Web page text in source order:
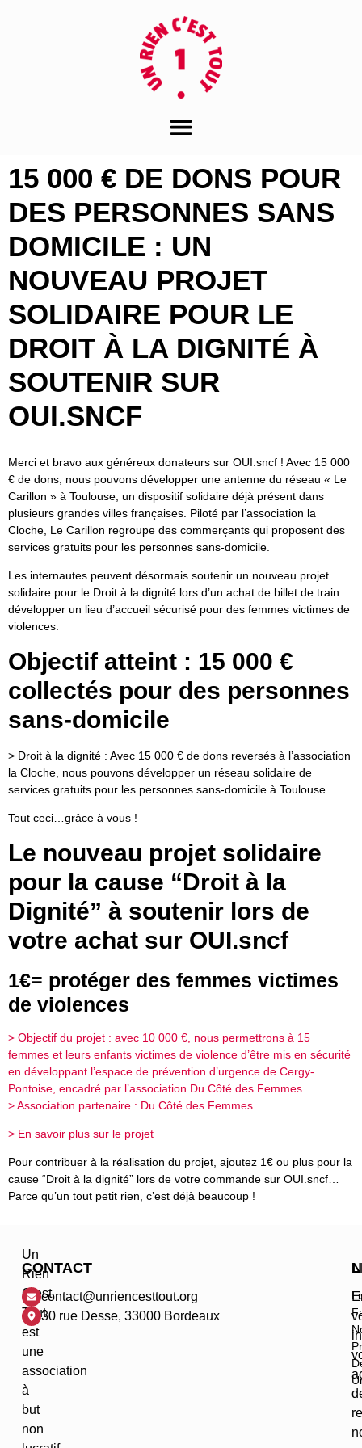
15 000 € DE DONS POUR
DES PERSONNES SANS
DOMICILE : UN
NOUVEAU PROJET
SOLIDAIRE POUR LE
DROIT À LA DIGNITÉ À
SOUTENIR SUR
OUI.SNCF
Merci et bravo aux généreux donateurs sur OUI.sncf ! Avec 15 000
€ de dons, nous pouvons développer une antenne du réseau « Le
Carillon » à Toulouse, un dispositif solidaire déjà présent dans
plusieurs grandes villes françaises. Piloté par l’association la
Cloche, Le Carillon regroupe des commerçants qui proposent des
services gratuits pour les personnes sans-domicile.
Les internautes peuvent désormais soutenir un nouveau projet
solidaire pour le Droit à la dignité lors d’un achat de billet de train :
développer un lieu d’accueil sécurisé pour des femmes victimes de
violences.
Objectif atteint : 15 000 €
collectés pour des personnes
sans-domicile
> Droit à la dignité : Avec 15 000 € de dons reversés à l’association
la Cloche, nous pouvons développer un réseau solidaire de
services gratuits pour les personnes sans-domicile à Toulouse.
Tout ceci…grâce à vous !
Le nouveau projet solidaire
pour la cause “Droit à la
Dignité” à soutenir lors de
votre achat sur OUI.sncf
1€= protéger des femmes victimes
de violences
> Objectif du projet : avec 10 000 €, nous permettrons à 15
femmes et leurs enfants victimes de violence d’être mis en sécurité
en développant l’espace de prévention d’urgence de Cergy-
Pontoise, encadré par l’association Du Côté des Femmes.
> Association partenaire : Du Côté des Femmes
> En savoir plus sur le projet
Pour contribuer à la réalisation du projet, ajoutez 1€ ou plus pour la
cause “Droit à la dignité” lors de votre commande sur OUI.sncf…
Parce qu’un tout petit rien, c’est déjà beaucoup !
Un
Rien
C’est
Tout
est
une
association
à
but
non
CONTACT
contact@unriencesttout.org
30 rue Desse, 33000 Bordeaux